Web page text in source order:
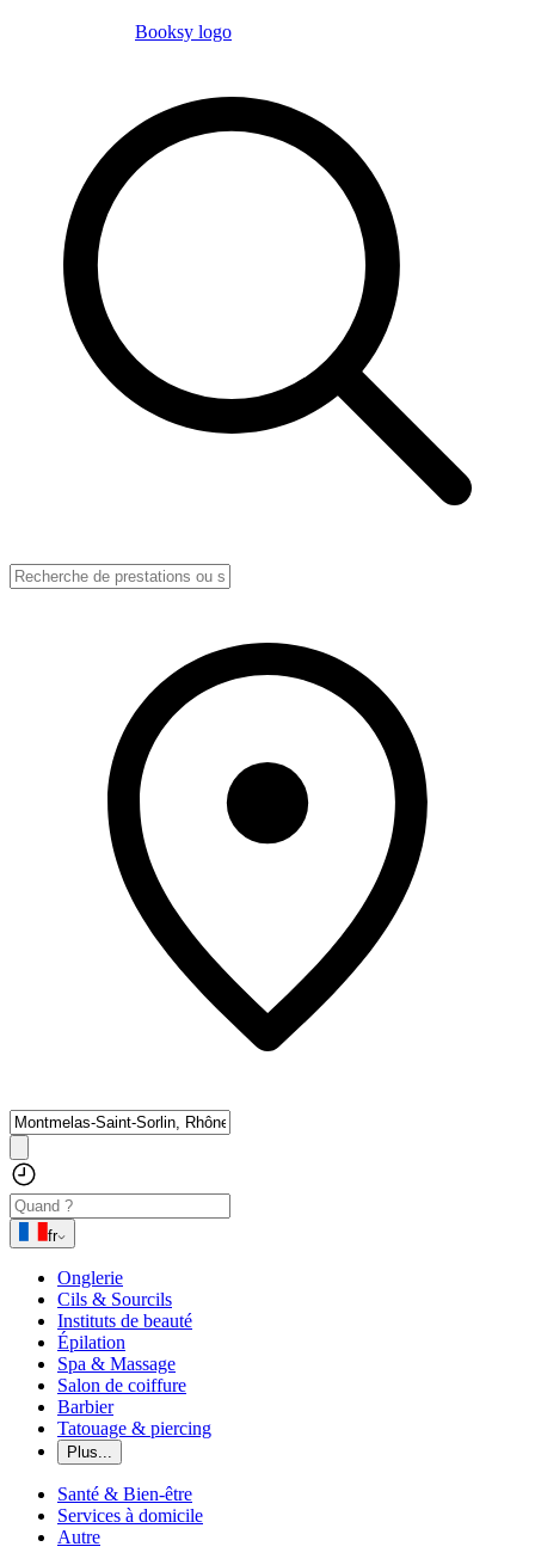
Booksy logo
fr
Onglerie
Cils & Sourcils
Instituts de beauté
Épilation
Spa & Massage
Salon de coiffure
Barbier
Tatouage & piercing
Plus...
Santé & Bien-être
Services à domicile
Autre